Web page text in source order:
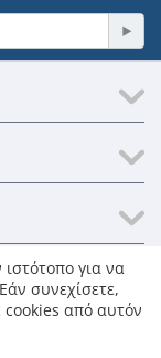
για να
συνεχίσετε,
cookies από αυτόν